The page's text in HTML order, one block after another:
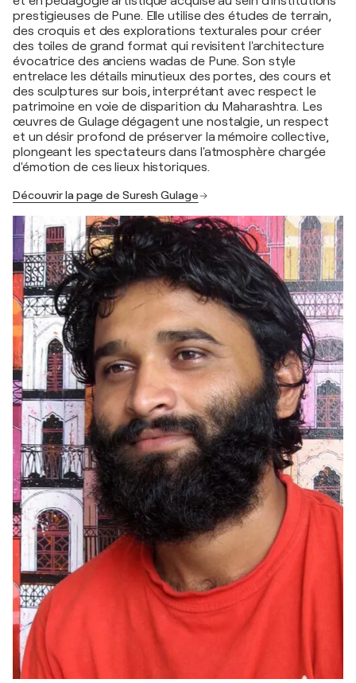
prestigieuses de Pune. Elle utilise des études de terrain,
des croquis et des explorations texturales pour créer
des toiles de grand format qui revisitent l'architecture
évocatrice des anciens wadas de Pune. Son style
entrelace les détails minutieux des portes, des cours et
des sculptures sur bois, interprétant avec respect le
patrimoine en voie de disparition du Maharashtra. Les
œuvres de Gulage dégagent une nostalgie, un respect
et un désir profond de préserver la mémoire collective,
plongeant les spectateurs dans l'atmosphère chargée
d'émotion de ces lieux historiques.
Découvrir la page de Suresh Gulage